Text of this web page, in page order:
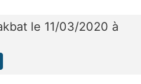
le 11/03/2020 à